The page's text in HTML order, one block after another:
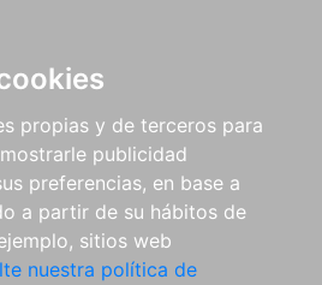
propias y de terceros para
publicidad
preferencias, en base a
a partir de su hábitos de
sitios web
nuestra política de